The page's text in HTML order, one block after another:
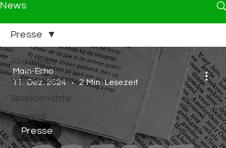
News
Alle News
Vereinsleben
Spielberichte
Jugend
KVA
Presse
Presse
Main-Echo
11. Dez. 2024
2 Min. Lesezeit